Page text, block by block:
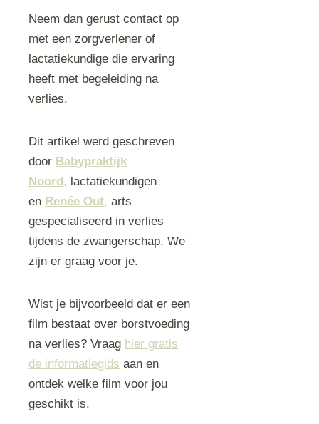
Neem dan gerust contact op
met een zorgverlener of
lactatiekundige die ervaring
heeft met begeleiding na
verlies.
Dit artikel werd geschreven
door Babypraktijk
Noord , lactatiekundigen
en Renée Out, arts
gespecialiseerd in verlies
tijdens de zwangerschap. We
zijn er graag voor je.
Wist je bijvoorbeeld dat er een
film bestaat over borstvoeding
na verlies? Vraag hier gratis
de informatiegids aan en
ontdek welke film voor jou
geschikt is.